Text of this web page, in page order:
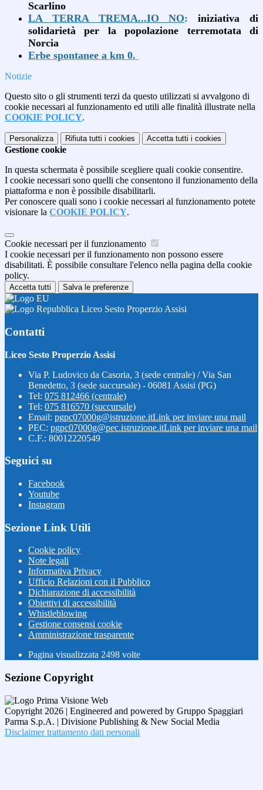
Scarlino
LA TERRA TREMA...IO NO: iniziativa di
solidarietà per la popolazione terremotata di
Norcia
Erbe spontanee a km 0.
Notizie
Questo sito o gli strumenti terzi da questo utilizzati si avvalgono di
cookie necessari al funzionamento ed utili alle finalità illustrate nella
COOKIE POLICY.
Personalizza Rifiuta tutti i cookies Accetta tutti i cookies
Gestione cookie
In questa schermata è possibile scegliere quali cookie consentire.
I cookie necessari sono quelli che consentono il funzionamento della
piattaforma e non è possibile disabilitarli.
Per conoscere quali sono i cookie necessari al funzionamento potete
visionare la COOKIE POLICY.
Cookie necessari per il funzionamento
I cookie necessari per il funzionamento non possono essere
disabilitati. È possibile consultare l'elenco nella pagina della cookie
policy.
Accetta tutti Salva le preferenze
Liceo Sesto Properzio Assisi
Contatti
Liceo Sesto Properzio Assisi
Via P. Ludovico da Casoria, 3 (sede centrale) / Via San
Benedetto, 3 (sede succursale) - 06081 Assisi (PG)
Tel: 075 812466 (centrale)
Tel: 075 816570 (succursale)
Email: pgpc07000g@istruzione.itLink per inviare una mail
PEC: pgpc07000g@pec.istruzione.itLink per inviare una mail
C.F.: 80012220549
Seguici su
Facebook
Youtube
Instagram
Sezione Link Utili
Cookie policy
Note legali
Informativa Privacy
Ufficio Relazioni con il Pubblico
Dichiarazione di accessibilità
Obiettivi di accessibilità
Whistleblowing
Gestione consensi cookie
Amministrazione trasparente
Pagina visualizzata 2498 volte
Sezione Copyright
Copyright 2026 | Engineered and powered by Gruppo Spaggiari
Parma S.p.A. | Divisione Publishing & New Social Media
Disclaimer trattamento dati personali